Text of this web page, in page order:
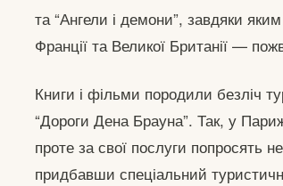
та “Ангели і демони”, завдяки яким
Франції та Великої Британії —
Книги і фільми породили безліч
“Дороги Дена Брауна”. Так, у
проте за свої послуги
придбавши спеціальний